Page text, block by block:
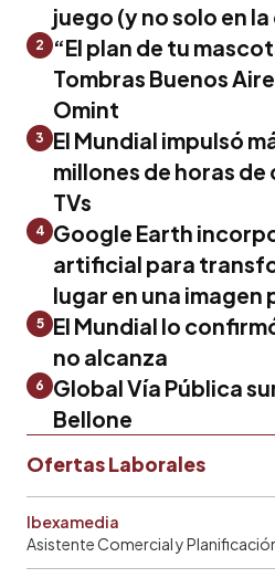
juego (y no solo en
2
“El plan de tu
Tombras Buenos
Omint
3
El Mundial impulsó
millones de horas
TVs
4 Google Earth
artificial para
lugar en una imagen
5
El Mundial lo
no alcanza
6
Global Vía Pública
Bellone
Ofertas Laborales
Ibexamedia
Asistente Comercial y